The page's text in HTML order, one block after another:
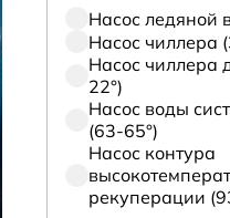
Насос ледяной
Насос чиллера
Насос чиллера
22°)
Насос воды
(63-65°)
Насос контура
рекуперации